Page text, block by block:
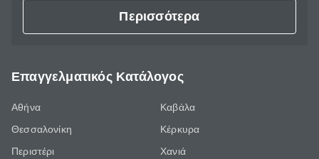
Περισσότερα
Επαγγελματικός Κατάλογος
Αθήνα
Θεσσαλονίκη
Περιστέρι
Καβάλα
Κέρκυρα
Χανιά